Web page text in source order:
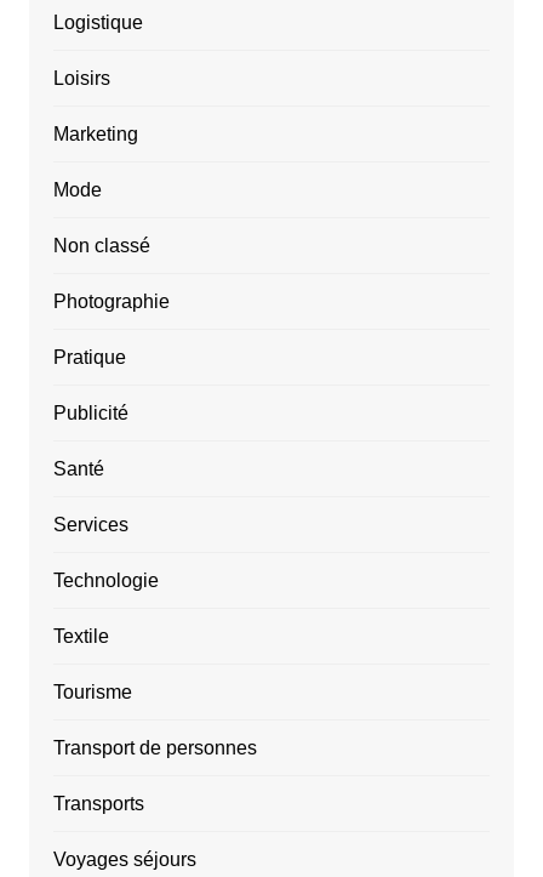
Logistique
Loisirs
Marketing
Mode
Non classé
Photographie
Pratique
Publicité
Santé
Services
Technologie
Textile
Tourisme
Transport de personnes
Transports
Voyages séjours